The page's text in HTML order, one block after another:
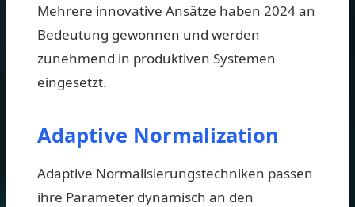
Mehrere innovative Ansätze haben 2024 an
Bedeutung gewonnen und werden
zunehmend in produktiven Systemen
eingesetzt.
Adaptive Normalization
Adaptive Normalisierungstechniken passen
ihre Parameter dynamisch an den